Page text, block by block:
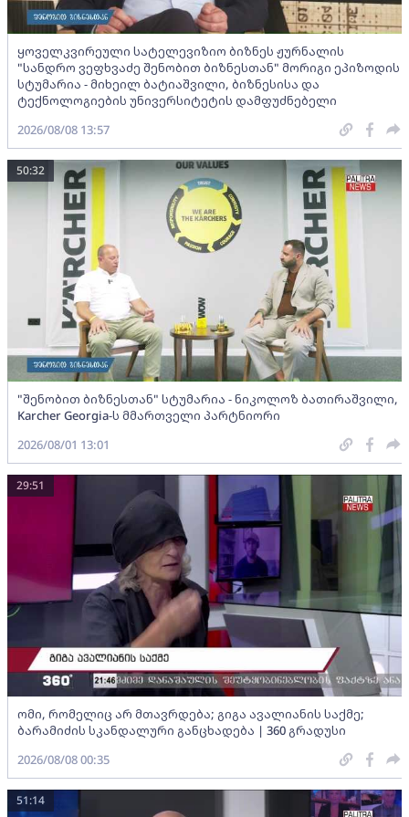
ყოველკვირეული სატელევიზიო ბიზნეს ჟურნალის
"სანდრო ვეფხვაძე შენობით ბიზნესთან" მორიგი ეპიზოდის
სტუმარია - მიხეილ ბატიაშვილი, ბიზნესისა და
ტექნოლოგიების უნივერსიტეტის დამფუძნებელი
2026/08/08 13:57
"შენობით ბიზნესთან" სტუმარია - ნიკოლოზ ბათირაშვილი,
Karcher Georgia-ს მმართველი პარტნიორი
50:32
2026/08/01 13:01
ომი, რომელიც არ მთავრდება; გიგა ავალიანის საქმე;
ბარამიძის სკანდალური განცხადება | 360 გრადუსი
29:51
2026/08/08 00:35
51:14